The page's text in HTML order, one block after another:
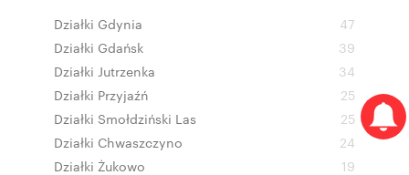
Działki Gdynia
47
Działki Gdańsk
39
Działki Jutrzenka
34
Działki Przyjaźń
25
Działki Smołdziński Las
25
Działki Chwaszczyno
24
Działki Żukowo
19